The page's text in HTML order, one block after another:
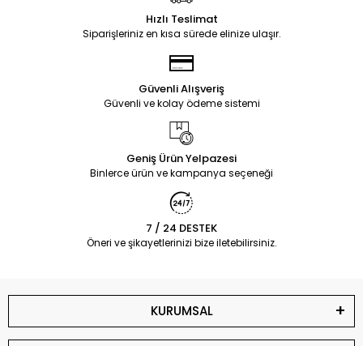
Hızlı Teslimat
Siparişleriniz en kısa sürede elinize ulaşır.
Güvenli Alışveriş
Güvenli ve kolay ödeme sistemi
Geniş Ürün Yelpazesi
Binlerce ürün ve kampanya seçeneği
7 / 24 DESTEK
Öneri ve şikayetlerinizi bize iletebilirsiniz.
KURUMSAL